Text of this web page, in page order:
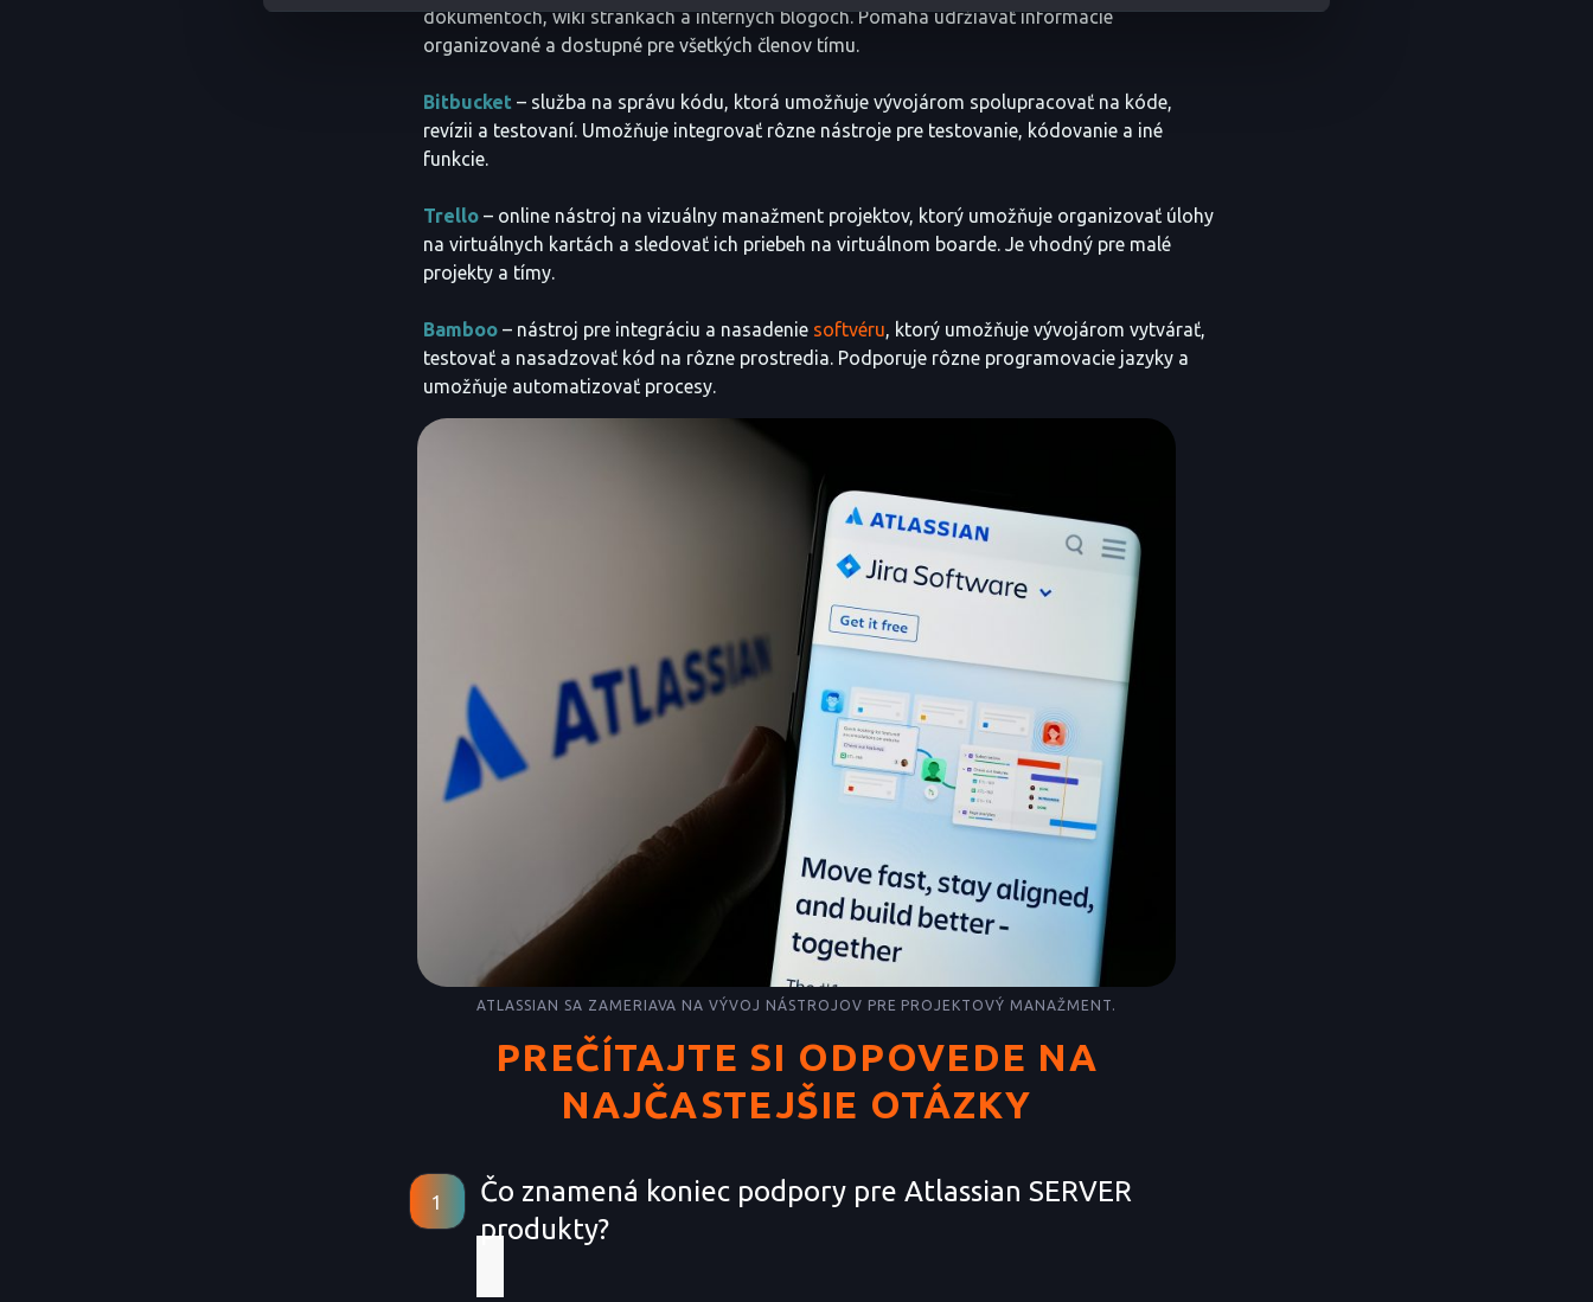
dokumentoch, wiki stránkach a interných blogoch. Pomáha udržiavať informácie
organizované a dostupné pre všetkých členov tímu.
Bitbucket – služba na správu kódu, ktorá umožňuje vývojárom spolupracovať na kóde,
revízii a testovaní. Umožňuje integrovať rôzne nástroje pre testovanie, kódovanie a iné
funkcie.
Trello– online nástroj na vizuálny manažment projektov, ktorý umožňuje organizovať úlohy
na virtuálnych kartách a sledovať ich priebeh na virtuálnom boarde. Je vhodný pre malé
projekty a tímy.
Bamboo– nástroj pre integráciu a nasadenie softvéru, ktorý umožňuje vývojárom vytvárať,
testovať a nasadzovať kód na rôzne prostredia. Podporuje rôzne programovacie jazyky a
umožňuje automatizovať procesy.
ATLASSIAN SA ZAMERIAVA NA VÝVOJ NÁSTROJOV PRE PROJEKTOVÝ MANAŽMENT.
PREČÍTAJTE SI ODPOVEDE NA
NAJČASTEJŠIE OTÁZKY
Čo znamená koniec podpory pre Atlassian SERVER
produkty?